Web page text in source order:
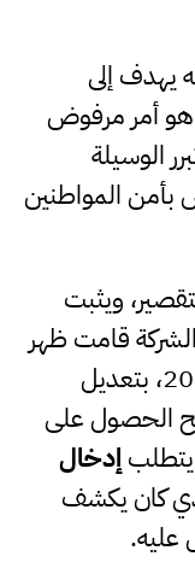
يهدف إلى
هو أمر مرفوض
الوسيلة
بأمن المواطنين
ويثبت
قامت ظهر
هذا اليوم، الأحد 10 أغسطس 2025، بتعديل
الحصول على
يتطلبإدخال
كان يكشف